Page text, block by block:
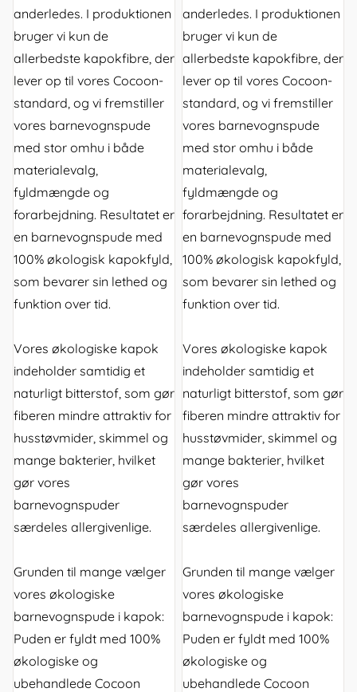
anderledes. I produktionen
bruger vi kun de
allerbedste kapokfibre, der
lever op til vores Cocoon-
standard, og vi fremstiller
vores barnevognspude
med stor omhu i både
materialevalg,
fyldmængde og
forarbejdning. Resultatet er
en barnevognspude med
100% økologisk kapokfyld,
som bevarer sin lethed og
funktion over tid.
Vores økologiske kapok
indeholder samtidig et
naturligt bitterstof, som gør
fiberen mindre attraktiv for
husstøvmider, skimmel og
mange bakterier, hvilket
gør vores
barnevognspuder
særdeles allergivenlige.
Grunden til mange vælger
vores økologiske
barnevognspude i kapok:
Puden er fyldt med 100%
økologiske og
ubehandlede Cocoon
anderledes. I produktionen
bruger vi kun de
allerbedste kapokfibre, der
lever op til vores Cocoon-
standard, og vi fremstiller
vores barnevognspude
med stor omhu i både
materialevalg,
fyldmængde og
forarbejdning. Resultatet er
en barnevognspude med
100% økologisk kapokfyld,
som bevarer sin lethed og
funktion over tid.
Vores økologiske kapok
indeholder samtidig et
naturligt bitterstof, som gør
fiberen mindre attraktiv for
husstøvmider, skimmel og
mange bakterier, hvilket
gør vores
barnevognspuder
særdeles allergivenlige.
Grunden til mange vælger
vores økologiske
barnevognspude i kapok:
Puden er fyldt med 100%
økologiske og
ubehandlede Cocoon